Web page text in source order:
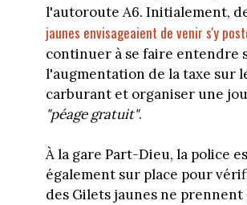
l'autoroute A6. Initialement,
jaunes envisageaient de venir s'y
continuer à se faire entendre
l'augmentation de la taxe sur
carburant et organiser une
"péage gratuit".
À la gare Part-Dieu, la police
également sur place pour
des Gilets jaunes ne prennent